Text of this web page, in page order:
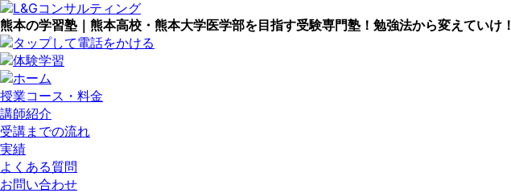
熊本の学習塾｜熊本高校・熊本大学医学部を目指す受験専門塾！勉強法から変えていけ！
授業コース・料金
講師紹介
受講までの流れ
実績
よくある質問
お問い合わせ